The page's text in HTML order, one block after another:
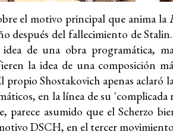
el motivo principal que anima la
después del fallecimiento de
de una obra programática,
la idea de una composición
Shostakovich apenas
en la línea de su
parece asumido que el Scherzo
DSCH, en el tercer